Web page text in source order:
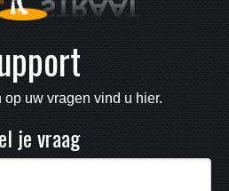
uw vragen vind u hier.
je vraag